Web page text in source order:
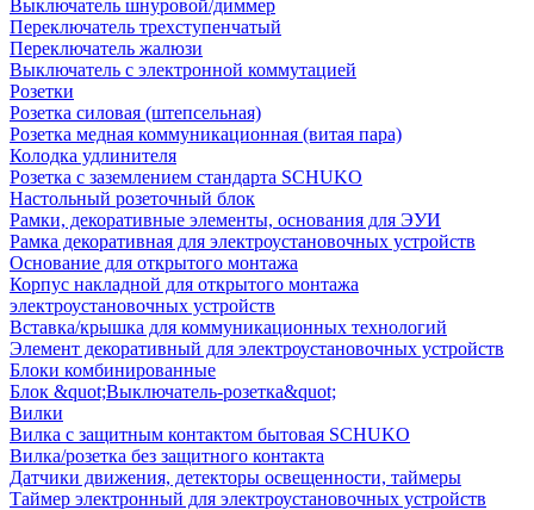
Выключатель шнуровой/диммер
Переключатель трехступенчатый
Переключатель жалюзи
Выключатель с электронной коммутацией
Розетки
Розетка силовая (штепсельная)
Розетка медная коммуникационная (витая пара)
Колодка удлинителя
Розетка с заземлением стандарта SCHUKO
Настольный розеточный блок
Рамки, декоративные элементы, основания для ЭУИ
Рамка декоративная для электроустановочных устройств
Основание для открытого монтажа
Корпус накладной для открытого монтажа
электроустановочных устройств
Вставка/крышка для коммуникационных технологий
Элемент декоративный для электроустановочных устройств
Блоки комбинированные
Блок &quot;Выключатель-розетка&quot;
Вилки
Вилка с защитным контактом бытовая SCHUKO
Вилка/розетка без защитного контакта
Датчики движения, детекторы освещенности, таймеры
Таймер электронный для электроустановочных устройств